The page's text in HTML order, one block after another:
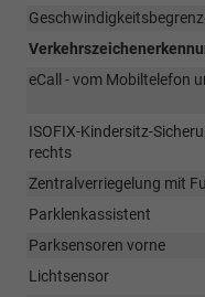
eCall - vom Mobiltelefon
ISOFIX-Kindersitz-
rechts
Zentralverriegelung mit
Parklenkassistent
Parksensoren vorne
Lichtsensor